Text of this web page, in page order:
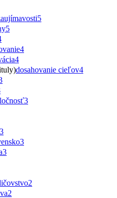
5
5
4
4
dosahovanie cieľov4
3
3
3
3
2
2